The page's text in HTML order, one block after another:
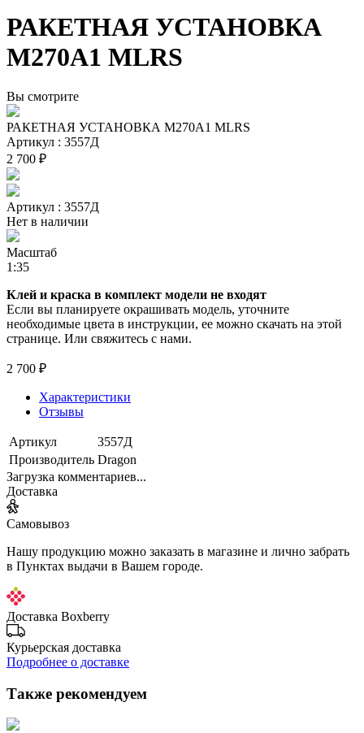
РАКЕТНАЯ УСТАНОВКА
M270A1 MLRS
Вы смотрите
РАКЕТНАЯ УСТАНОВКА M270A1 MLRS
Артикул : 3557Д
2 700 ₽
Артикул : 3557Д
Нет в наличии
Масштаб
1:35
Клей и краска в комплект модели не входят
Если вы планируете окрашивать модель, уточните
необходимые цвета в инструкции, ее можно скачать на этой
странице. Или свяжитесь с нами.
2 700 ₽
Характеристики
Отзывы
Артикул
3557Д
Производитель Dragon
Загрузка комментариев...
Доставка
Самовывоз
Нашу продукцию можно заказать в магазине и лично забрать
в Пунктах выдачи в Вашем городе.
Доставка Boxberry
Курьерская доставка
Подробнее о доставке
Также рекомендуем